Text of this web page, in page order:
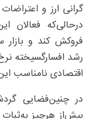
گرانی ارز و
درحالی‌که فعالان
فروکش کند و بازار
رشد افسارگسیخته
اقتصادی نامناسب
در چنین‌فضایی
بیش‌از هرچیز